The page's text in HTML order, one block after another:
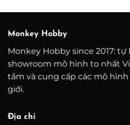
đến
Monkey Hobby
Monkey Hobby since 2017: tự
showroom mô hình to nhất
tầm và cung cấp các mô
giới.
Địa chỉ